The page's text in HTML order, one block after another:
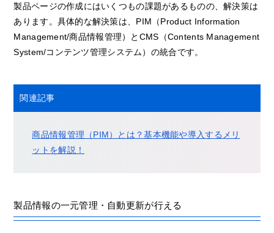
製品ページの作成にはいくつもの課題があるものの、解決策は
あります。具体的な解決策は、PIM（Product Information
Management/商品情報管理）とCMS（Contents Management
System/コンテンツ管理システム）の統合です。
関連記事
商品情報管理（PIM）とは？基本機能や導入するメリ
ットを解説！
製品情報の一元管理・自動更新が行える